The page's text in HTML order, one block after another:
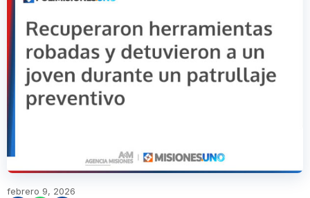
febrero 9, 2026